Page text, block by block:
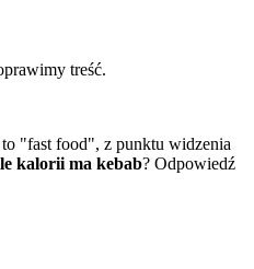
treść.
"fast food", z punktu widzenia
kalorii ma kebab? Odpowiedź